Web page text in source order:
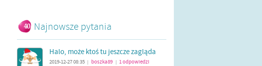
Najnowsze pytania
Halo, może ktoś tu jeszcze zagląda
2019-12-27 08:35 boszka89 1odpowiedzi